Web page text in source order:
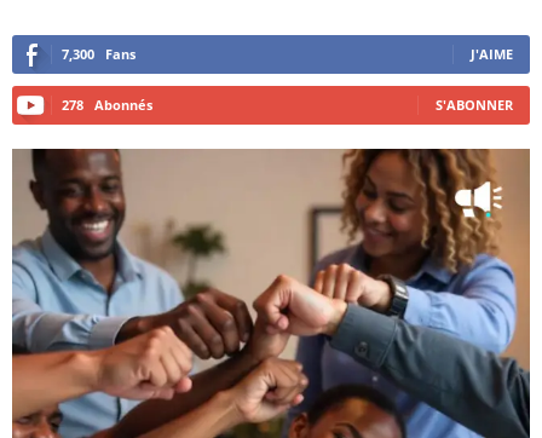
7,300 Fans J'AIME
278 Abonnés S'ABONNER